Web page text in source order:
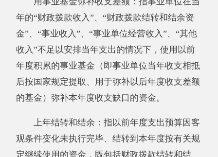
本单位支出功能分类说明。208（类）
05（款）05（项）：机关事业单位基本养老保险
缴费支出；
213（类）01（款）04（项）：事业运行；
213（类）01（款）19 （项）：防灾救灾；
其他有关说明内容：无。
第四部分 部门决算报表（见附表）
一、报表封面